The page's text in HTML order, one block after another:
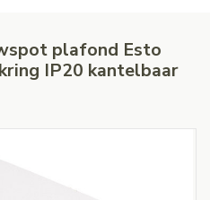
plafond Esto
IP20 kantelbaar